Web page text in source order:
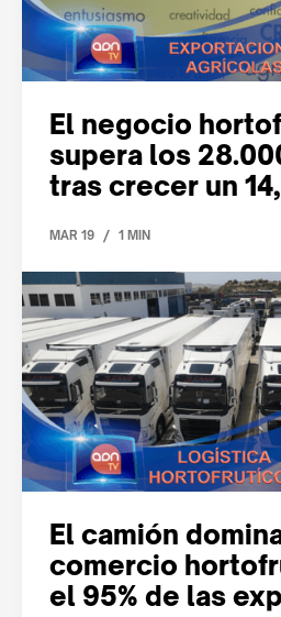
El negocio
supera los
tras crecer un
MAR 19 / 1 MIN
El camión
comercio
el 95% de las